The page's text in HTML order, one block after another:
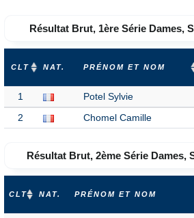
Résultat Brut, 1ère Série Dames,
CLT NAT. PRÉNOM ET NOM
1 Potel Sylvie
2 Chomel Camille
Résultat Brut, 2ème Série Dames,
CLT NAT. PRÉNOM ET NOM